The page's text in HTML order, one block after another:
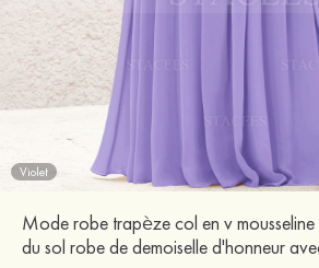
Violet
Mode robe trapèze col en v mousseline
du sol robe de demoiselle d'honneur